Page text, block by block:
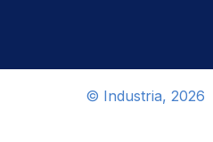
© Industria, 2026